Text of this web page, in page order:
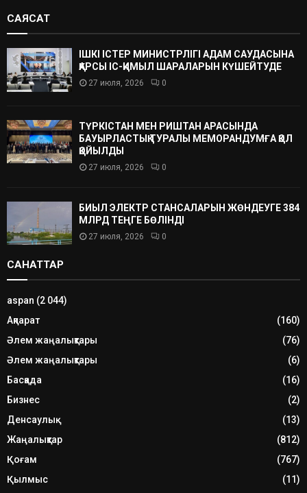
САЯСАТ
ІШКІ ІСТЕР МИНИСТРЛІГІ АДАМ САУДАСЫНА
ҚАРСЫ ІС-ҚИМЫЛ ШАРАЛАРЫН КҮШЕЙТУДЕ
27 июля, 2026 0
ТҮРКІСТАН МЕН РИШТАН АРАСЫНДА
БАУЫРЛАСТЫҚ ТУРАЛЫ МЕМОРАНДУМҒА ҚОЛ
ҚОЙЫЛДЫ
27 июля, 2026 0
БИЫЛ ЭЛЕКТР СТАНСАЛАРЫН ЖӨНДЕУГЕ 384
МЛРД ТЕҢГЕ БӨЛІНДІ
27 июля, 2026 0
САНАТТАР
aspan (2 044)
Ақпарат
(160)
Әлем жаңалықтары
(76)
Әлем жаңалықтары
(6)
Басқада
(16)
Бизнес
(2)
Денсаулық
(13)
Жаңалықтар
(812)
Қоғам
(767)
Қылмыс
(11)